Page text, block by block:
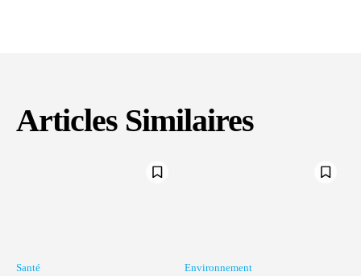
Articles Similaires
Santé Environnement